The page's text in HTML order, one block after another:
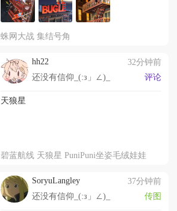
蛛网大战 集结号角
hh22
32分钟前
还没有信仰_(:з」∠)_
评论
天狼星
碧蓝航线 天狼星 PuniPuni坐姿毛绒娃娃
SoryuLangley
37分钟前
还没有信仰_(:з」∠)_
传图